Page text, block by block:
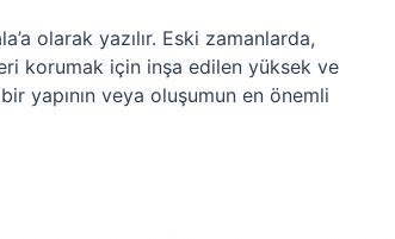
olarak yazılır. Eski zamanlarda,
korumak için inşa edilen yüksek ve
yapının veya oluşumun en önemli